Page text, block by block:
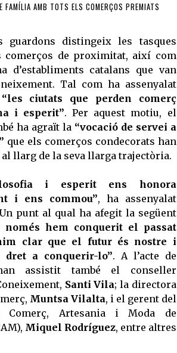
FAMÍLIA AMB TOTS ELS COMERÇOS PREMIATS
guardons distingeix les tasques
comerços de proximitat, així com
d’establiments catalans que van
Tal com ha assenyalat
“les ciutats que perden comerç
i esperit”. Per aquest motiu, el
ha agraït la “vocació de servei a
que els comerços condecorats han
llarg de la seva llarga trajectòria.
i esperit ens honora
i ens commou”, ha assenyalat
punt al qual ha afegit la següent
només hem conquerit el passat
clar que el futur és nostre i
a conquerir-lo”. A l’acte de
assistit també el conseller
Santi Vila; la directora
Muntsa Vilalta, i el gerent del
Comerç, Artesania i Moda de
Miquel Rodríguez, entre altres